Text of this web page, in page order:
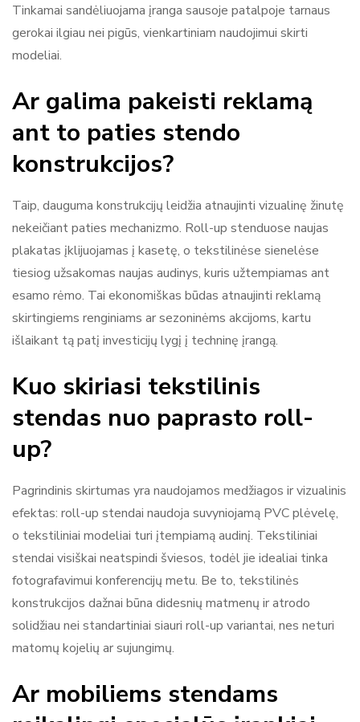
Tinkamai sandėliuojama įranga sausoje patalpoje tarnaus
gerokai ilgiau nei pigūs, vienkartiniam naudojimui skirti
modeliai.
Ar galima pakeisti reklamą
ant to paties stendo
konstrukcijos?
Taip, dauguma konstrukcijų leidžia atnaujinti vizualinę žinutę
nekeičiant paties mechanizmo. Roll-up stenduose naujas
plakatas įklijuojamas į kasetę, o tekstilinėse sienelėse
tiesiog užsakomas naujas audinys, kuris užtempiamas ant
esamo rėmo. Tai ekonomiškas būdas atnaujinti reklamą
skirtingiems renginiams ar sezoninėms akcijoms, kartu
išlaikant tą patį investicijų lygį į techninę įrangą.
Kuo skiriasi tekstilinis
stendas nuo paprasto roll-
up?
Pagrindinis skirtumas yra naudojamos medžiagos ir vizualinis
efektas: roll-up stendai naudoja suvyniojamą PVC plėvelę,
o tekstiliniai modeliai turi įtempiamą audinį. Tekstiliniai
stendai visiškai neatspindi šviesos, todėl jie idealiai tinka
fotografavimui konferencijų metu. Be to, tekstilinės
konstrukcijos dažnai būna didesnių matmenų ir atrodo
solidžiau nei standartiniai siauri roll-up variantai, nes neturi
matomų kojelių ar sujungimų.
Ar mobiliems stendams